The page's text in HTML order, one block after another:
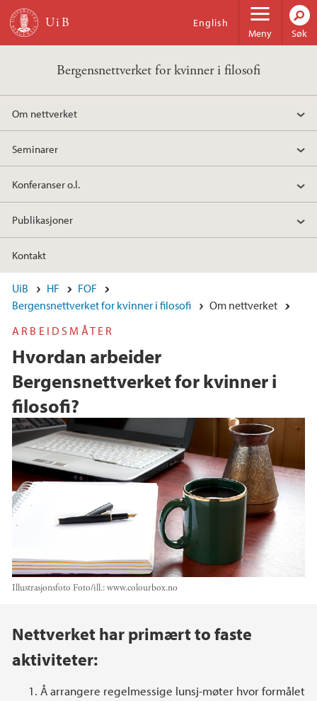
Hopp til hovedinnhold
Meny
English
Søk
Bergensnettverket for kvinner i filosofi
Om nettverket
Seminarer
Konferanser o.l.
Publikasjoner
Kontakt
UiB HF
FOF
Bergensnettverket for kvinner i filosofi
Om nettverket
ARBEIDSMÅTER
Hvordan arbeider
Bergensnettverket for kvinner i
filosofi?
Illustrasjonsfoto Foto/ill.:www.colourbox.no
Hovedinnhold
Nettverket har primært to faste
aktiviteter:
Å arrangere regelmessige lunsj-møter hvor formålet